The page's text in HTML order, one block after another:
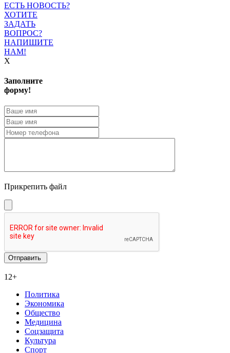
ЕСТЬ НОВОСТЬ?
ХОТИТЕ
ЗАДАТЬ
ВОПРОС?
НАПИШИТЕ
НАМ!
X
Заполните
форму!
Прикрепить файл
12+
Политика
Экономика
Общество
Медицина
Соцзащита
Культура
Спорт